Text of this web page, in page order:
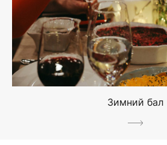
Зимний бал